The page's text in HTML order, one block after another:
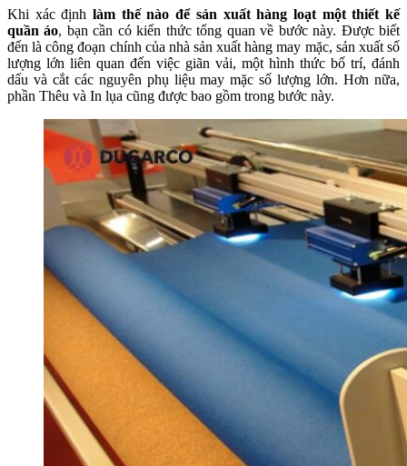
Khi xác địnhlàm thế nào để sản xuất hàng loạt một thiết kế
quần áo, bạn cần có kiến thức tổng quan về bước này. Được biết
đến là công đoạn chính của nhà sản xuất hàng may mặc, sản xuất số
lượng lớn liên quan đến việc giãn vải, một hình thức bố trí, đánh
dấu và cắt các nguyên phụ liệu may mặc số lượng lớn. Hơn nữa,
phần Thêu và In lụa cũng được bao gồm trong bước này.